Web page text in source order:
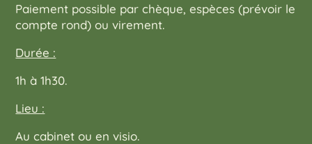
Paiement possible par chèque, espèces (prévoir le
compte rond) ou virement.
Durée :
1h à 1h30.
Lieu :
Au cabinet ou en visio.